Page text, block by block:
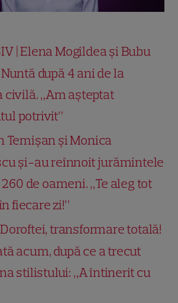
| Elena Mogîldea și Bubu
după 4 ani de la
civilă. „Am așteptat
potrivit”
Temișan și Monica
și-au reînnoit jurămintele
de oameni. „Te aleg tot
fiecare zi!”
transformare totală!
acum, după ce a trecut
stilistului: „A întinerit cu